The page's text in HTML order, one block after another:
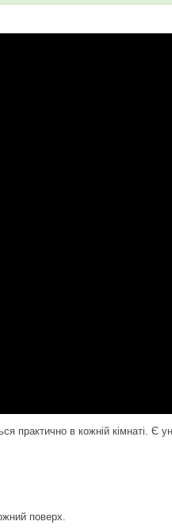
практично в кожній кімнаті. Є
поверх.